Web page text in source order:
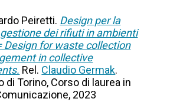
Peiretti. Design per la
dei rifiuti in ambienti
Design for waste collection
in collective
Rel. Claudio Germak.
di Torino, Corso di laurea in
2023